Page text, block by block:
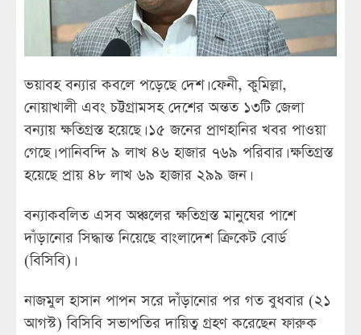
ভয়াবহ বন্যার কবলে পড়েছে দেশ। ফেনী, কুমিল্লা,
নোয়াখালী এবং চট্টগ্রামসহ দেশের অন্তত ১৩টি জেলা
বন্যায় ক্ষতিগ্রস্ত হয়েছে। ১৫ জনের প্রাণহানির খবর পাওয়া
গেছে। পানিবন্দি ৯ লাখ ৪৬ হাজার ৭৬৯ পরিবার। ক্ষতিগ্রস্ত
হয়েছে প্রায় ৪৮ লাখ ৬৯ হাজার ২৯৯ জন।
বন্যাকবলিত এসব অঞ্চলের ক্ষতিগ্রস্ত মানুষের পাশে
দাঁড়ানোর সিদ্ধান্ত নিয়েছে বাংলাদেশ ক্রিকেট বোর্ড
(বিসিবি)।
নাজমুল হাসান পাপন সরে দাঁড়ানোর পর গত বুধবার (২১
আগস্ট) বিসিবি সভাপতির দায়িত্ব গ্রহণ করেছেন ফারুক